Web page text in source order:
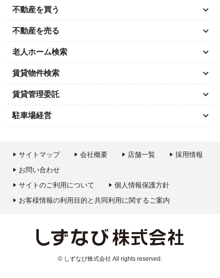
不動産を買う
不動産を売る
老人ホーム検索
賃貸物件検索
賃貸管理委託
駐車場経営
サイトマップ 会社概要 店舗一覧
採用情報
お問い合わせ
サイトのご利用について
個人情報保護方針
お客様情報の利用目的と共同利用に関するご案内
© しずなび株式会社 All rights reserved.